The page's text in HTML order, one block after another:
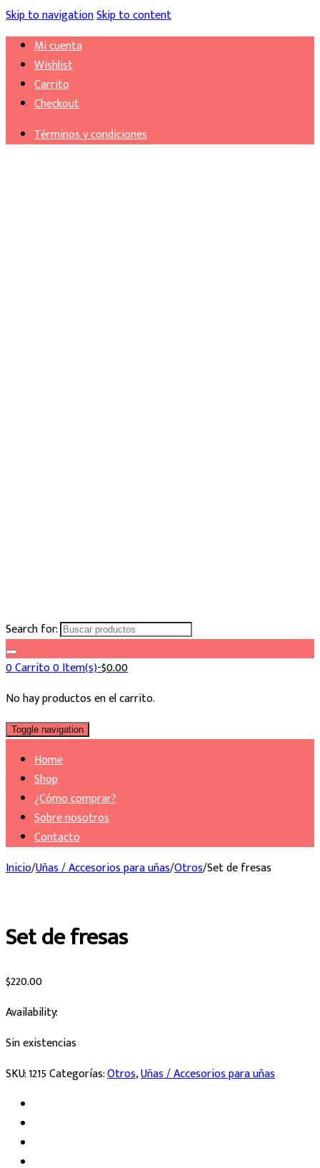
Skip to navigationSkip to content
Mi cuenta
Wishlist
Carrito
Checkout
Términos y condiciones
Search for:
0Carrito0 Item(s)-$0.00
No hay productos en el carrito.
Toggle navigation
Home
Shop
¿Cómo comprar?
Sobre nosotros
Contacto
Inicio/Uñas / Accesorios para uñas/Otros/Set de fresas
Set de fresas
$220.00
Availability:
Sin existencias
SKU:1215Categorías:Otros,Uñas / Accesorios para uñas